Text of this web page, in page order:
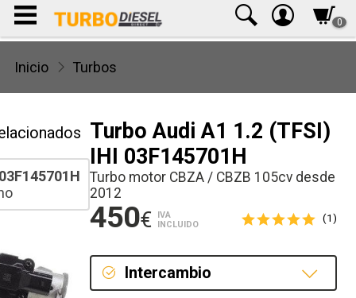
0
Inicio Turbos
Turbo Audi A1 1.2 (TFSI)
IHI 03F145701H
Turbo motor CBZA / CBZB 105cv desde
2012
450€
IVA
INCLUIDO
(1)
Intercambio